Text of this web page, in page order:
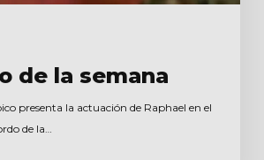
de la semana
presenta la actuación de Raphael en el
de la…